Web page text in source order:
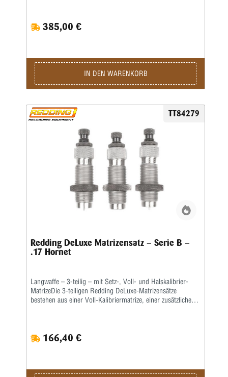
Bushing- Body Die- Standard-SetzmatrizeDie Bushings sind
nicht im Satz enthalten, bitte extra ordern.
385,00 €
IN DEN WARENKORB
TT84279
Redding DeLuxe Matrizensatz – Serie B –
.17 Hornet
Langwaffe – 3-teilig – mit Setz-, Voll- und Halskalibrier-
MatrizeDie 3-teiligen Redding DeLuxe-Matrizensätze
bestehen aus einer Voll-Kalibriermatrize, einer zusätzlichen
einem universellen Standardsetzstempel ist passend für alle
gängigen Geschossformen und kann zudem auch zum
durchführen.Alle Flaschenhülsen müssen grundsätzlich zum
166,40 €